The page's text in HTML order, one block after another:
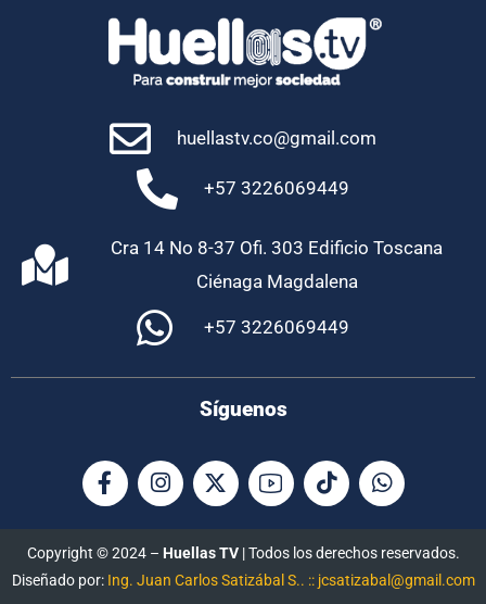
huellastv.co@gmail.com
+57 3226069449
Cra 14 No 8-37 Ofi. 303 Edificio Toscana
Ciénaga Magdalena
+57 3226069449
Síguenos
Copyright © 2024 – Huellas TV| Todos los derechos reservados.
Diseñado por: Ing. Juan Carlos Satizábal S.. :: jcsatizabal@gmail.com